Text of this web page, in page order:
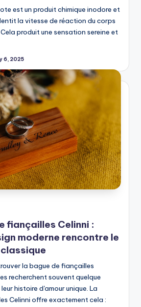
est un produit chimique inodore et
la vitesse de réaction du corps
produit une sensation sereine et
6, 2025
fiançailles Celinni :
moderne rencontre le
la bague de fiançailles
recherchent souvent quelque
histoire d'amour unique. La
Celinni offre exactement cela :